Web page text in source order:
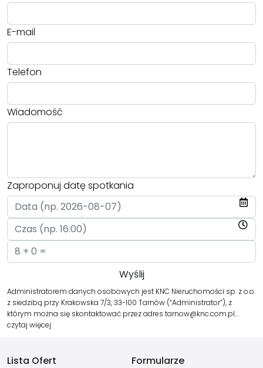
E-mail
Telefon
Wiadomość
Zaproponuj datę spotkania
Administratorem danych osobowych jest KNC Nieruchomości sp. z o.o.
z siedzibą przy Krakowska 7/3, 33-100 Tarnów (“Administrator”), z
którym można się skontaktować przez adres tarnow@knc.com.pl…
czytaj więcej
Lista Ofert
Formularze